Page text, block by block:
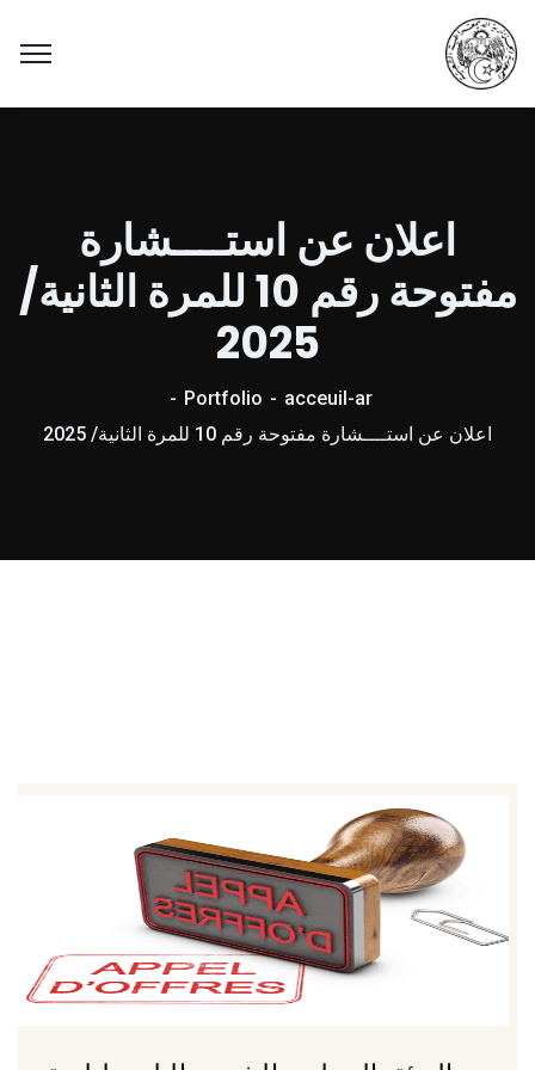
اعلان عن استــــشارة
مفتوحة رقم 10 للمرة الثانية/
2025
acceuil-ar
Portfolio
اعلان عن استــــشارة مفتوحة رقم 10 للمرة الثانية/ 2025